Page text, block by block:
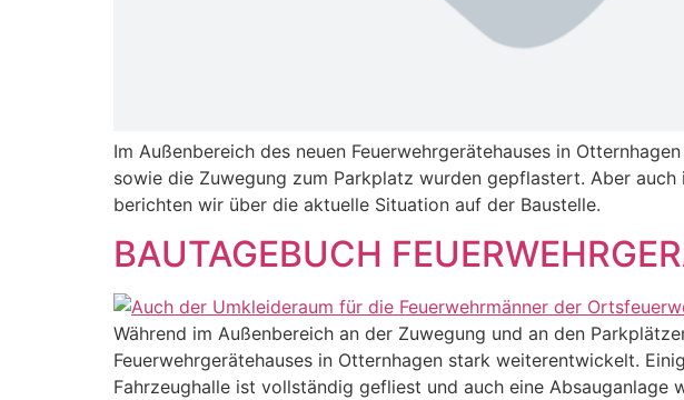
Im Außenbereich des neuen Feuerwehrgerätehauses in
sowie die Zuwegung zum Parkplatz wurden gepflastert. Aber
berichten wir über die aktuelle Situation auf der Baustelle.
BAUTAGEBUCH
Während im Außenbereich an der Zuwegung und an den
Feuerwehrgerätehauses in Otternhagen stark weiterentwickelt.
Fahrzeughalle ist vollständig gefliest und auch eine